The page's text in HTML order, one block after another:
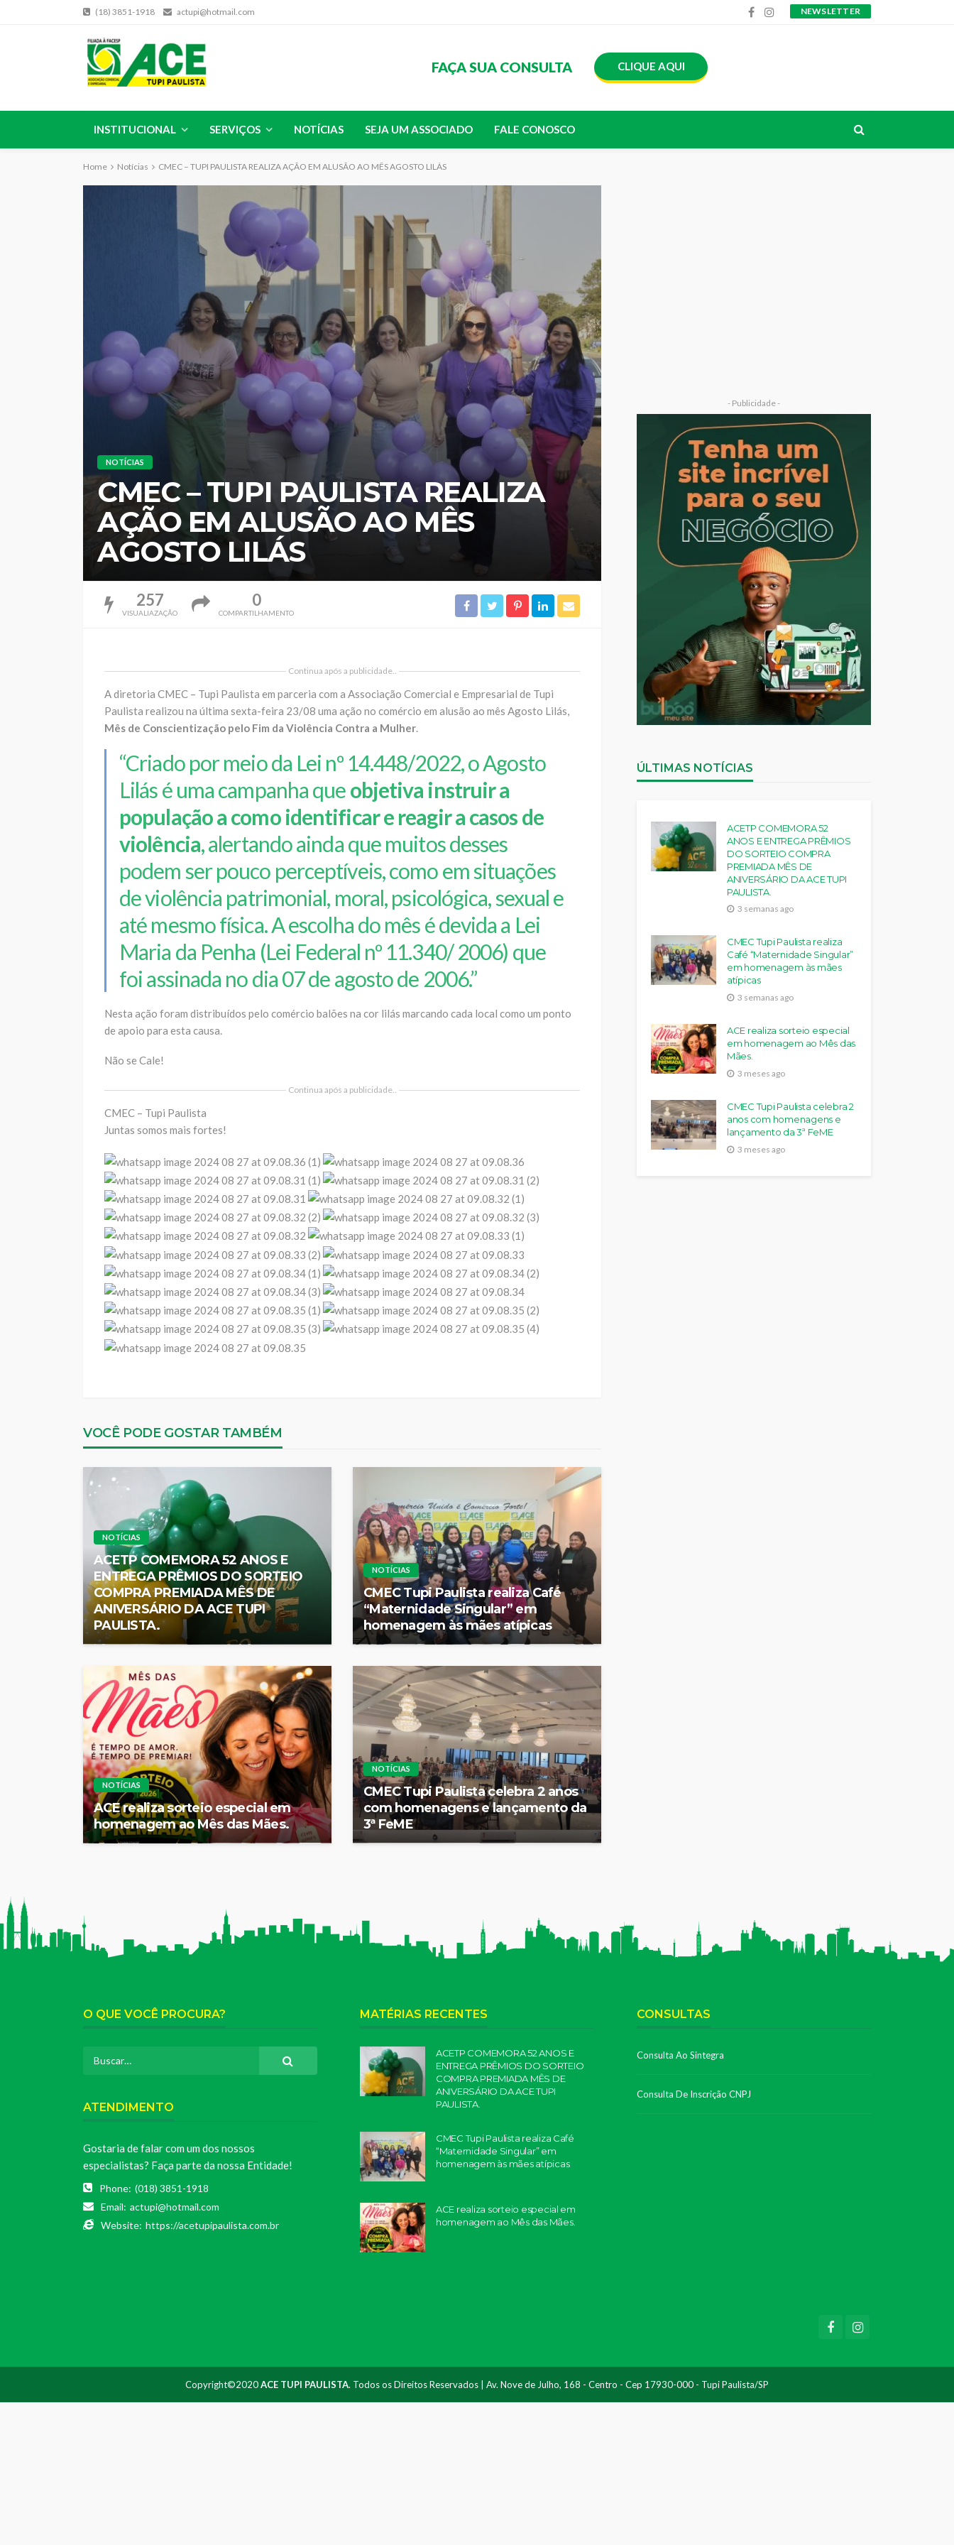
(18) 3851-1918 actupi@hotmail.com NEWSLETTER
FAÇA SUA CONSULTA CLIQUE AQUI
INSTITUCIONAL SERVIÇOS NOTÍCIAS SEJA UM ASSOCIADO FALE CONOSCO
Home Notícias CMEC – TUPI PAULISTA REALIZA AÇÃO EM ALUSÃO AO MÊS AGOSTO LILÁS
NOTÍCIAS
CMEC – TUPI PAULISTA REALIZA
AÇÃO EM ALUSÃO AO MÊS
AGOSTO LILÁS
257
VISUALIAZAÇÃO
0
COMPARTILHAMENTO
Continua após a publicidade..
A diretoria CMEC – Tupi Paulista em parceria com a Associação Comercial e Empresarial de Tupi
Paulista realizou na última sexta-feira 23/08 uma ação no comércio em alusão ao mês Agosto Lilás,
Mês de Conscientização pelo Fim da Violência Contra a Mulher.
“Criado por meio da Lei nº 14.448/2022, o Agosto
Lilás é uma campanha queobjetiva instruir a
população a como identificar e reagir a casos de
violência, alertando ainda que muitos desses
podem ser pouco perceptíveis, como em situações
de violência patrimonial, moral, psicológica, sexual e
até mesmo física. A escolha do mês é devida a Lei
Maria da Penha (Lei Federal nº 11.340/ 2006) que
foi assinada no dia 07 de agosto de 2006.”
Nesta ação foram distribuídos pelo comércio balões na cor lilás marcando cada local como um ponto
de apoio para esta causa.
Não se Cale!
Continua após a publicidade..
CMEC – Tupi Paulista
Juntas somos mais fortes!
VOCÊ PODE GOSTAR TAMBÉM
NOTÍCIAS
ACETP COMEMORA 52 ANOS E
ENTREGA PRÊMIOS DO SORTEIO
COMPRA PREMIADA MÊS DE
ANIVERSÁRIO DA ACE TUPI
PAULISTA.
NOTÍCIAS
CMEC Tupi Paulista realiza Café
“Maternidade Singular” em
homenagem às mães atípicas
NOTÍCIAS
ACE realiza sorteio especial em
homenagem ao Mês das Mães.
NOTÍCIAS
CMEC Tupi Paulista celebra 2 anos
com homenagens e lançamento da
3ª FeME
- Publicidade -
ÚLTIMAS NOTÍCIAS
ACETP COMEMORA 52
ANOS E ENTREGA PRÊMIOS
DO SORTEIO COMPRA
PREMIADA MÊS DE
ANIVERSÁRIO DA ACE TUPI
PAULISTA.
3 semanas ago
CMEC Tupi Paulista realiza
Café “Maternidade Singular”
em homenagem às mães
atípicas
3 semanas ago
ACE realiza sorteio especial
em homenagem ao Mês das
Mães.
3 meses ago
CMEC Tupi Paulista celebra 2
anos com homenagens e
lançamento da 3ª FeME
3 meses ago
O QUE VOCÊ PROCURA?
ATENDIMENTO
Gostaria de falar com um dos nossos
especialistas? Faça parte da nossa Entidade!
Phone: (018) 3851-1918
Email: actupi@hotmail.com
Website: https://acetupipaulista.com.br
MATÉRIAS RECENTES
ACETP COMEMORA 52 ANOS E
ENTREGA PRÊMIOS DO SORTEIO
COMPRA PREMIADA MÊS DE
ANIVERSÁRIO DA ACE TUPI
PAULISTA.
CMEC Tupi Paulista realiza Café
“Maternidade Singular” em
homenagem às mães atípicas
ACE realiza sorteio especial em
homenagem ao Mês das Mães.
CONSULTAS
Consulta Ao Sintegra
Consulta De Inscrição CNPJ
Copyright©2020ACE TUPI PAULISTA. Todos os Direitos Reservados | Av. Nove de Julho, 168 - Centro - Cep 17930-000 - Tupi Paulista/SP